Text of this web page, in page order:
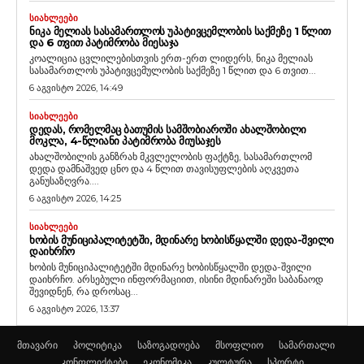
ᲡᲘᲐᲮᲚᲔᲔᲑᲘ
ᲜᲘᲙᲐ ᲛᲔᲚᲘᲐᲡ ᲡᲐᲡᲐᲛᲐᲠᲗᲚᲝᲡ ᲣᲞᲐᲢᲘᲕᲪᲔᲛᲚᲝᲑᲘᲡ ᲡᲐᲥᲛᲔᲖᲔ 1 ᲬᲚᲘᲗ
ᲓᲐ 6 ᲗᲕᲘᲗ ᲞᲐᲢᲘᲛᲠᲝᲑᲐ ᲛᲘᲔᲡᲐᲯᲐ
კოალიცია ცვლილებისთვის ერთ-ერთ ლიდერს, ნიკა მელიას
სასამართლოს უპატივცემულობის საქმეზე 1 წლით და 6 თვით...
6 აგვისტო 2026, 14:49
ᲡᲘᲐᲮᲚᲔᲔᲑᲘ
ᲓᲔᲓᲐᲡ, ᲠᲝᲛᲔᲚᲛᲐᲪ ᲑᲐᲗᲣᲛᲘᲡ ᲡᲐᲛᲨᲝᲑᲘᲐᲠᲝᲨᲘ ᲐᲮᲐᲚᲨᲝᲑᲘᲚᲘ
ᲛᲝᲙᲚᲐ, 4-ᲬᲚᲘᲐᲜᲘ ᲞᲐᲢᲘᲛᲠᲝᲑᲐ ᲛᲘᲣᲡᲐᲯᲔᲡ
ახალშობილის განზრახ მკვლელობის ფაქტზე, სასამართლომ
დედა დამნაშვედ ცნო და 4 წლით თავისუფლების აღკვეთა
განუსაზღვრა....
6 აგვისტო 2026, 14:25
ᲡᲘᲐᲮᲚᲔᲔᲑᲘ
ᲮᲝᲑᲘᲡ ᲛᲣᲜᲘᲪᲘᲞᲐᲚᲘᲢᲔᲢᲨᲘ, ᲛᲓᲘᲜᲐᲠᲔ ᲮᲝᲑᲘᲡᲬᲧᲐᲚᲨᲘ ᲓᲔᲓᲐ-ᲨᲕᲘᲚᲘ
ᲓᲐᲘᲮᲠᲩᲝ
ხობის მუნიციპალიტეტში მდინარე ხობისწყალში დედა-შვილი
დაიხრჩო. არსებული ინფორმაციით, ისინი მდინარეში საბანაოდ
შევიდნენ, რა დროსაც...
6 აგვისტო 2026, 13:37
მთავარი პოლიტიკა საზოგადოება მსოფლიო
სამართალი